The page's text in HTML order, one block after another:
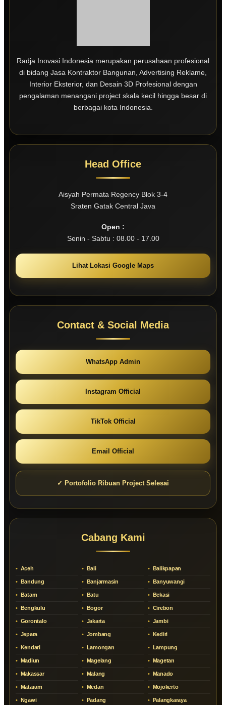
Radja Inovasi Indonesia merupakan perusahaan profesional
di bidang Jasa Kontraktor Bangunan, Advertising Reklame,
Interior Eksterior, dan Desain 3D Profesional dengan
pengalaman menangani project skala kecil hingga besar di
berbagai kota Indonesia.
Head Office
Aisyah Permata Regency Blok 3-4
Sraten Gatak Central Java
Open :
Senin - Sabtu : 08.00 - 17.00
Lihat Lokasi Google Maps
Contact & Social Media
WhatsApp Admin
Instagram Official
TikTok Official
Email Official
✓ Portofolio Ribuan Project Selesai
Cabang Kami
Aceh Bali Balikpapan
Bandung Banjarmasin Banyuwangi
Batam Batu Bekasi
Bengkulu Bogor Cirebon
Gorontalo Jakarta Jambi
Jepara Jombang Kediri
Kendari Lamongan Lampung
Madiun Magelang Magetan
Makassar Malang Manado
Mataram Medan Mojokerto
Ngawi Padang Palangkaraya